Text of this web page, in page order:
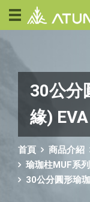
30公分
緣)
首頁 商品介紹
瑜珈柱MUF系
30公分圓形瑜